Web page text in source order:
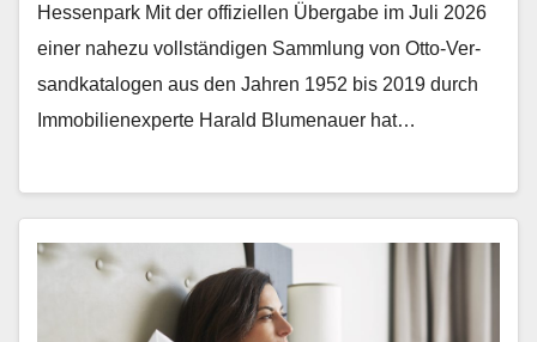
Hessenpark Mit der offiziellen Über­gabe im Juli 2026
ein­er nahezu voll­ständi­gen Samm­lung von Otto-Ver­
sand­kat­a­lo­gen aus den Jahren 1952 bis 2019 durch
Immo­bilienex­perte Har­ald Blu­me­nauer hat…